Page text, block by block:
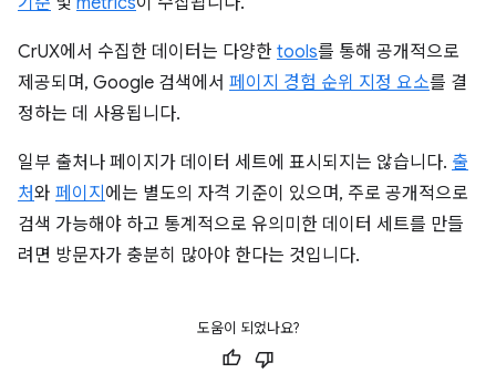
CrUX에서 수집한 데이터는 다양한 tools를 통해 공개적으로
제공되며, Google 검색에서 페이지 경험 순위 지정 요소를 결
정하는 데 사용됩니다.
일부 출처나 페이지가 데이터 세트에 표시되지는 않습니다. 출
처와 페이지 에는 별도의 자격 기준이 있으며, 주로 공개적으로
검색 가능해야 하고 통계적으로 유의미한 데이터 세트를 만들
려면 방문자가 충분히 많아야 한다는 것입니다.
도움이 되었나요?